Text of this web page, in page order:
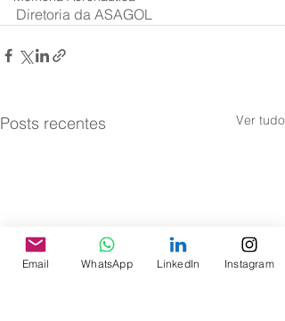
Diretoria da ASAGOL
Posts recentes Ver tudo
Email WhatsApp LinkedIn Instagram